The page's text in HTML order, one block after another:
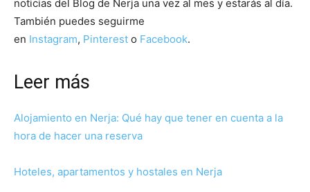
noticias del Blog de Nerja una vez al mes y estarás al día.
También puedes seguirme
en Instagram, Pinterest o Facebook.
Leer más
Alojamiento en Nerja: Qué hay que tener en cuenta a la
hora de hacer una reserva
Hoteles, apartamentos y hostales en Nerja